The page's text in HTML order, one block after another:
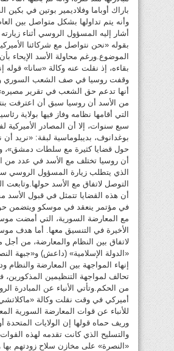
باراك أوباما وفلاديمير بوتين في بكين
وأنه يتم تداولها بشكل متواصل بين
أشار إليه المسؤول الروسي أثناء
بقوله «نحن نتواصل مع شركائنا
الموضوع.ورغم محاولة الأسد الإيحاء
بقاءه، إذ نقلت عنه وكالة «سانا» قوله
وقفت روسيا في صف الشعب السوري
أنها تدعم حق الشعب في تقرير
من الأسد أن روسيا سبق أن اعترفت
التي أقامها نظامه وفاز فيها بولاية
سبع سنوات، إلا أن المصادر الأميركية
بوغدانوف، بديبلوماسية لبقة: «نريد
حول قضايا كثيرة مع سلطات دمشق»،
أن روسيا تختلف مع الأسد في عدد من
الذي يتطلب زيارة المسؤول الروسي
التوصل لاتفاق مع الأسد حولها.وتابعت
أن هذه القضايا تتمثل في قبول الأسد
في مؤتمر ينعقد في موسكو ويتضمن
مع المعارضة السورية، التي أمضت
الأخيرة في التنسيق معها. أما هدف
لاتفاق بين النظام والمعارضة، من أجل
«الدولة الإسلامية» (داعش) و«جبهة
إنهاء المواجهة بين المعارضة والنظام
تحالف لمواجهة التنظيمين المذكورين،
من الحكم.وتأتي الأنباء عن المبادرة
أميركي في وقت نقلت وكالة
للأنباء عن قوات المعارضة السورية
وريف حماه قولها إن الولايات المتحدة
والتسليح الذي كانت تقدمه لهذه
«النصرة» على مخازن سلاح زودتهم